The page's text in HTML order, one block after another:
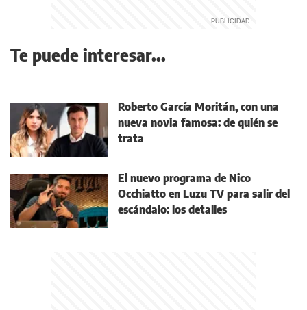
Te puede interesar...
Roberto García Moritán, con una
nueva novia famosa: de quién se
trata
El nuevo programa de Nico
Occhiatto en Luzu TV para salir del
escándalo: los detalles